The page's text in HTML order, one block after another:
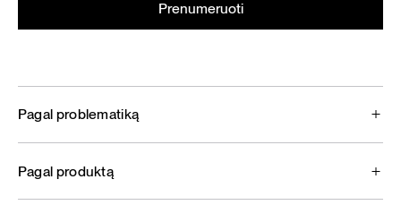
Pagal problematiką
Pagal produktą